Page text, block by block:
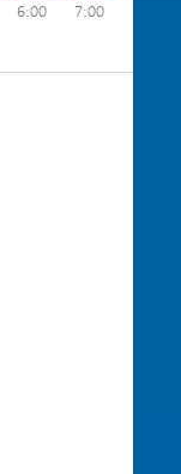
6:00 7:00